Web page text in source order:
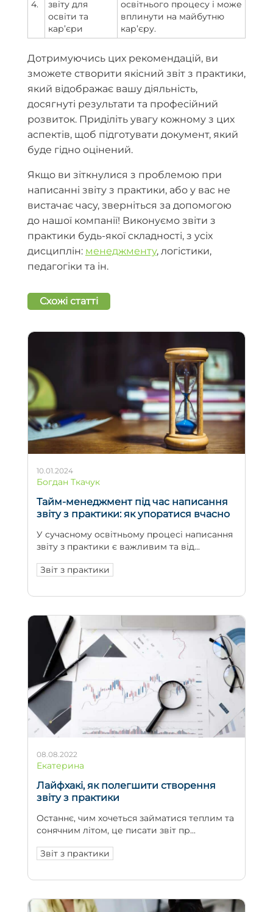
4.
звіту для
освіти та
кар’єри
освітнього процесу і може
вплинути на майбутню
кар’єру.
Дотримуючись цих рекомендацій, ви
зможете створити якісний звіт з практики,
який відображає вашу діяльність,
досягнуті результати та професійний
розвиток. Приділіть увагу кожному з цих
аспектів, щоб підготувати документ, який
буде гідно оцінений.
Якщо ви зіткнулися з проблемою при
написанні звіту з практики, або у вас не
вистачає часу, зверніться за допомогою
до нашої компанії! Виконуємо звіти з
практики будь-якої складності, з усіх
дисциплін: менеджменту, логістики,
педагогіки та ін.
Схожі статті
10.01.2024
Богдан Ткачук
Тайм-менеджмент під час написання
звіту з практики: як упоратися вчасно
У сучасному освітньому процесі написання
звіту з практики є важливим та від...
Звіт з практики
08.08.2022
Екатерина
Лайфхакі, як полегшити створення
звіту з практики
Останнє, чим хочеться займатися теплим та
сонячним літом, це писати звіт пр...
Звіт з практики